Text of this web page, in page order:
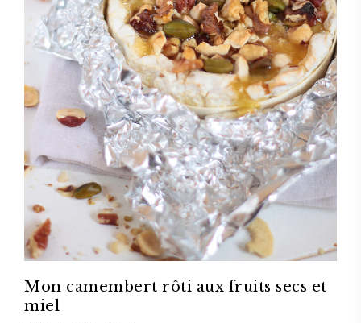
Mon camembert rôti aux fruits secs et
miel